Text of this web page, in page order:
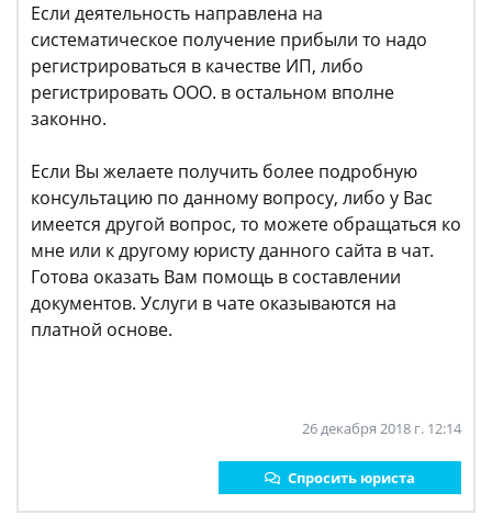
Если деятельность направлена на
систематическое получение прибыли то надо
регистрироваться в качестве ИП, либо
регистрировать ООО. в остальном вполне
законно.
Если Вы желаете получить более подробную
консультацию по данному вопросу, либо у Вас
имеется другой вопрос, то можете обращаться ко
мне или к другому юристу данного сайта в чат.
Готова оказать Вам помощь в составлении
документов. Услуги в чате оказываются на
платной основе.
26 декабря 2018 г. 12:14
Спросить юриста